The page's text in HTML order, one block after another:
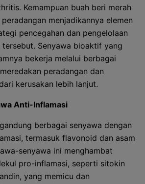
Kemampuan buah beri merah
menjadikannya elemen
pencegahan dan pengelolaan
Senyawa bioaktif yang
bekerja melalui berbagai
peradangan dan
kerusakan lebih lanjut.
Anti-Inflamasi
berbagai senyawa dengan
termasuk flavonoid dan asam
senyawa ini menghambat
pro-inflamasi, seperti sitokin
yang memicu dan